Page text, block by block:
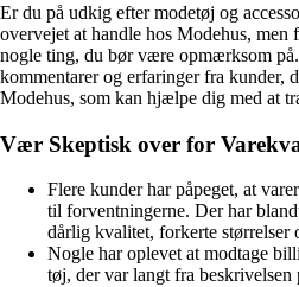
Er du på udkig efter modetøj og
overvejet at handle hos Modehus,
nogle ting, du bør være opmærksom
kommentarer og erfaringer fra kunder,
Modehus, som kan hjælpe dig med at
Vær Skeptisk over for
Flere kunder har påpeget, at
til forventningerne. Der har
dårlig kvalitet, forkerte størrelser
Nogle har oplevet at modtage
tøj, der var langt fra beskrivelsen